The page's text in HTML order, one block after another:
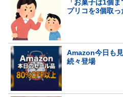
「お菓子は1個
プリコを3個取っ
Amazon今日も
続々登場